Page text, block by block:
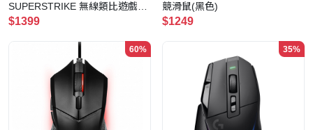
SUPERSTRIKE 無線類比遊戲滑
鼠
$1399
競滑鼠(黑色)
$1249
60% 35%